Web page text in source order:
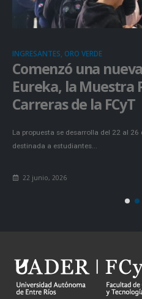
INGRESANTES, ORO VERDE
Comenzó una
Eureka, la Muestra
Carreras de la FCyT
La propuesta se desarrolla del 22 al 26
destinada a estudiantes...
22 junio, 2026